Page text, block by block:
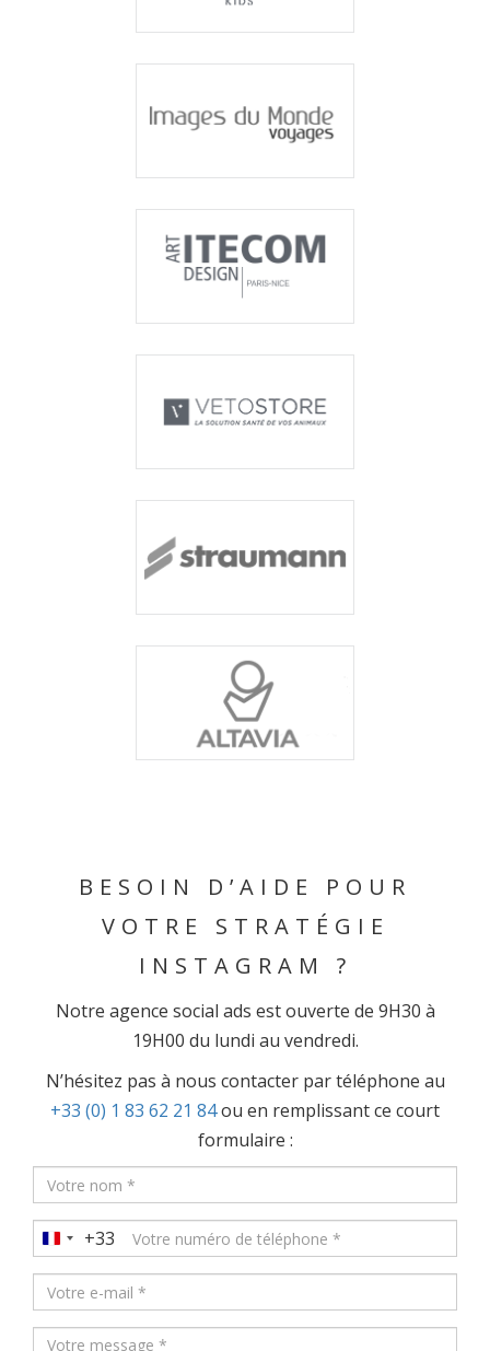
BESOIN D’AIDE POUR
VOTRE STRATÉGIE
INSTAGRAM ?
Notre agence social ads est ouverte de 9H30 à
19H00 du lundi au vendredi.
N’hésitez pas à nous contacter par téléphone au
+33 (0) 1 83 62 21 84ou en remplissant ce court
formulaire :
France
+33
+33